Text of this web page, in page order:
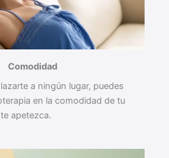
Comodidad
a ningún lugar, puedes
en la comodidad de tu
apetezca.